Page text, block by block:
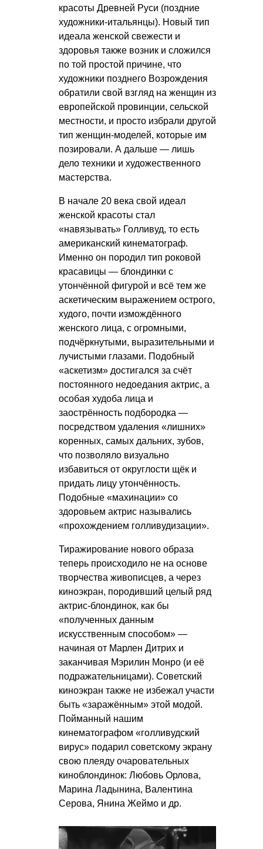
красоты Древней Руси (поздние
художники-итальянцы). Новый тип
идеала женской свежести и
здоровья также возник и сложился
по той простой причине, что
художники позднего Возрождения
обратили свой взгляд на женщин из
европейской провинции, сельской
местности, и просто избрали другой
тип женщин-моделей, которые им
позировали. А дальше — лишь
дело техники и художественного
мастерства.
В начале 20 века свой идеал
женской красоты стал
«навязывать» Голливуд, то есть
американский кинематограф.
Именно он породил тип роковой
красавицы — блондинки с
утончённой фигурой и всё тем же
аскетическим выражением острого,
худого, почти измождённого
женского лица, с огромными,
подчёркнутыми, выразительными и
лучистыми глазами. Подобный
«аскетизм» достигался за счёт
постоянного недоедания актрис, а
особая худоба лица и
заострённость подбородка —
посредством удаления «лишних»
коренных, самых дальних, зубов,
что позволяло визуально
избавиться от округлости щёк и
придать лицу утончённость.
Подобные «махинации» со
здоровьем актрис назывались
«прохождением голливудизации».
Тиражирование нового образа
теперь происходило не на основе
творчества живописцев, а через
киноэкран, породивший целый ряд
актрис-блондинок, как бы
«полученных данным
искусственным способом» —
начиная от Марлен Дитрих и
заканчивая Мэрилин Монро (и её
подражательницами). Советский
киноэкран также не избежал участи
быть «заражённым» этой модой.
Пойманный нашим
кинематографом «голливудский
вирус» подарил советскому экрану
свою плеяду очаровательных
киноблондинок: Любовь Орлова,
Марина Ладынина, Валентина
Серова, Янина Жеймо и др.